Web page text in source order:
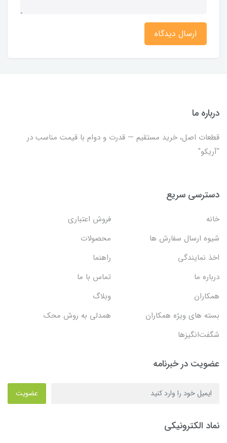
ارسال دیدگاه
درباره ما
قطعات اصل، خرید مستقیم — قدرت و دوام با قیمت مناسب در
"آریکو"
دسترسی سریع
خانه
فروش اعتباری
شیوه ارسال سفارش ها
محصولات
اخذ نمایندگی
راهنما
درباره ما
تماس با ما
همکاران
وبلاگ
بسته های ویژه همکاران
همدلی به روش محک
شگفت‌انگیزها
عضویت در خبرنامه
عضویت
نماد الکترونیکی